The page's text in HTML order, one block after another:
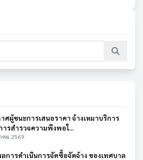
ศผู้ชนะการเสนอราคา จ้างเหมาบริการ
ารสำรวจความพึงพอใ...
คม 2569
การดำเนินการจัดซื้อจัดจ้าง ของเทศบาล